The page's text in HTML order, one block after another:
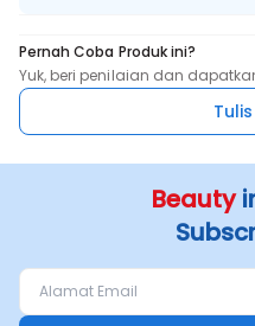
Pernah Coba Produk ini?
Yuk, beri penilaian dan
Beauty